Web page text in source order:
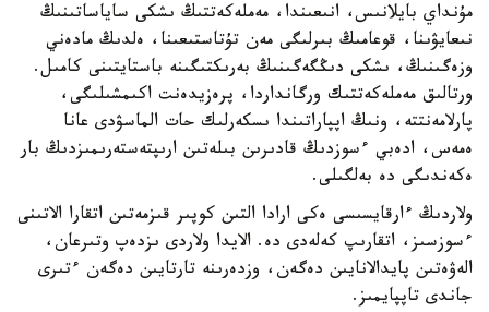
مۇنداي بايلانىس، انىعىندا، مەملەكەتتىڭ ىشكى ساياساتىنىڭ
نىعايۋىنا، قوعامىڭ بىرلىگى مەن تۇتاستىعىنا، ەلدىڭ مادەني
وزەگىنىڭ، ىشكى دىڭگەگىنىڭ بەرىكتىگىنە باستايتىنى كامىل.
ورتالىق مەملەكەتتىك ورگانداردا، پرەزيدەنت اكىمشىلىگى،
پارلامەنتتە، ونىڭ اپپاراتىندا ىسكەرلىك حات الماسۋدى عانا
ەمەس، ادەبي ءسوزدىڭ قادىرىن بىلەتىن ارىپتەستەرىمىزدىڭ بار
ەكەندىگى دە بەلگىلى.
ولاردىڭ ءارقايسىسى ەكى ارادا التىن كوپىر قىزمەتىن اتقارا الاتىنى
ءسوزسىز، اتقارىپ كەلەدى دە. الايدا ولاردى ىزدەپ وتىرعان،
الەۋەتىن پايدالانايىن دەگەن، وزدەرىنە تارتايىن دەگەن ءتىرى
جاندى تاپپايمىز.